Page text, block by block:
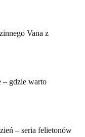
Vana z
– gdzie warto
– seria felietonów